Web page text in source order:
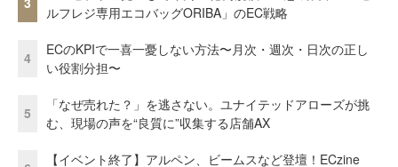
ルフレジ専用エコバッグORIBA」のEC戦略
4
ECのKPIで一喜一憂しない方法〜月次・週次・日次の正し
い役割分担〜
5
「なぜ売れた？」を逃さない。ユナイテッドアローズが挑
む、現場の声を“良質に”収集する店舗AX
【イベント終了】アルペン、ビームスなど登壇！ECzine